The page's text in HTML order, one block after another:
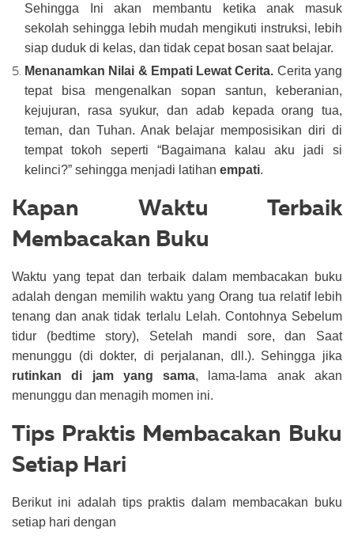
Sehingga Ini akan membantu ketika anak masuk
sekolah sehingga lebih mudah mengikuti instruksi, lebih
siap duduk di kelas, dan tidak cepat bosan saat belajar.
Menanamkan Nilai & Empati Lewat Cerita. Cerita yang
tepat bisa mengenalkan sopan santun, keberanian,
kejujuran, rasa syukur, dan adab kepada orang tua,
teman, dan Tuhan. Anak belajar memposisikan diri di
tempat tokoh seperti “Bagaimana kalau aku jadi si
kelinci?” sehingga menjadi latihan empati.
Kapan Waktu Terbaik
Membacakan Buku
Waktu yang tepat dan terbaik dalam membacakan buku
adalah dengan memilih waktu yang Orang tua relatif lebih
tenang dan anak tidak terlalu Lelah. Contohnya Sebelum
tidur (bedtime story), Setelah mandi sore, dan Saat
menunggu (di dokter, di perjalanan, dll.). Sehingga jika
rutinkan di jam yang sama, lama-lama anak akan
menunggu dan menagih momen ini.
Tips Praktis Membacakan Buku
Setiap Hari
Berikut ini adalah tips praktis dalam membacakan buku
setiap hari dengan